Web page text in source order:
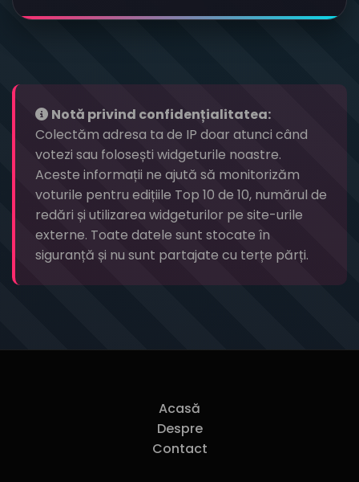
Notă privind confidențialitatea:
Colectăm adresa ta de IP doar atunci când
votezi sau folosești widgeturile noastre.
Aceste informații ne ajută să monitorizăm
voturile pentru edițiile Top 10 de 10, numărul de
redări și utilizarea widgeturilor pe site-urile
externe. Toate datele sunt stocate în
siguranță și nu sunt partajate cu terțe părți.
Acasă
Despre
Contact